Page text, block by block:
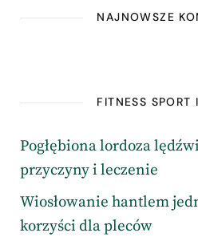
NAJNOWSZE
FITNESS SPORT
Pogłębiona lordoza
przyczyny i leczenie
Wiosłowanie hantlem
korzyści dla pleców